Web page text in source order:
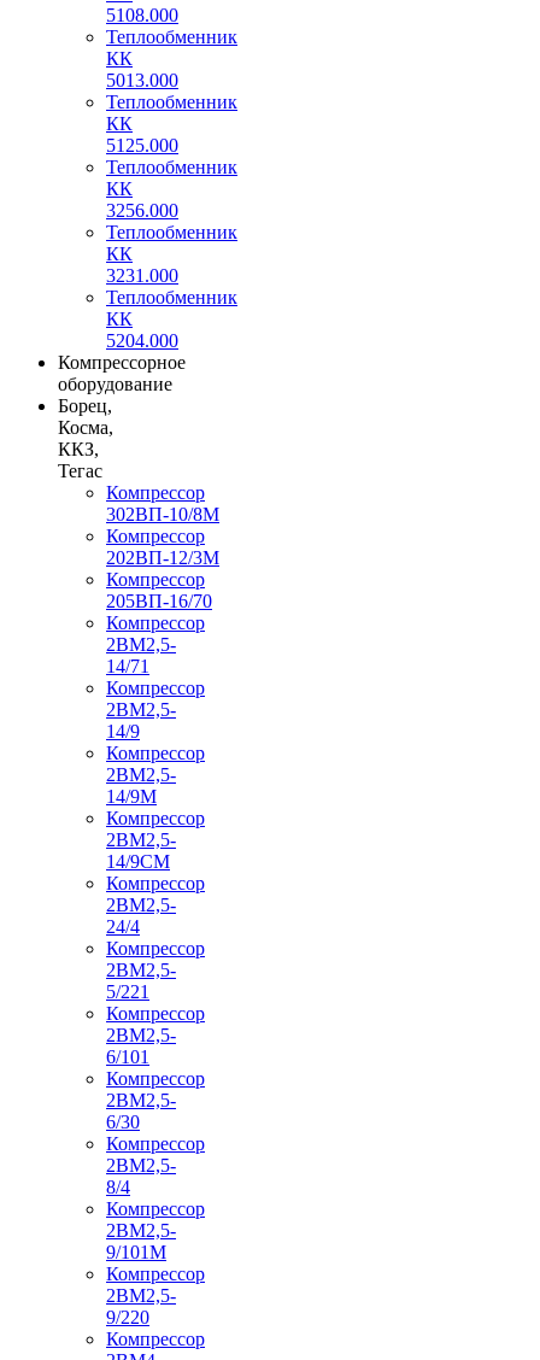
5108.000
Теплообменник
КК
5013.000
Теплообменник
КК
5125.000
Теплообменник
КК
3256.000
Теплообменник
КК
3231.000
Теплообменник
КК
5204.000
Компрессорное
оборудование
Борец,
Косма,
ККЗ,
Тегас
Компрессор
302ВП-10/8М
Компрессор
202ВП-12/3М
Компрессор
205ВП-16/70
Компрессор
2ВМ2,5-
14/71
Компрессор
2ВМ2,5-
14/9
Компрессор
2ВМ2,5-
14/9М
Компрессор
2ВМ2,5-
14/9СМ
Компрессор
2ВМ2,5-
24/4
Компрессор
2ВМ2,5-
5/221
Компрессор
2ВМ2,5-
6/101
Компрессор
2ВМ2,5-
6/30
Компрессор
2ВМ2,5-
8/4
Компрессор
2ВМ2,5-
9/101М
Компрессор
2ВМ2,5-
9/220
Компрессор